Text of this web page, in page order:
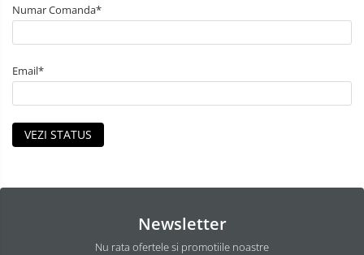
Numar Comanda*
Email*
VEZI STATUS
Newsletter
Nu rata ofertele si promotiile noastre